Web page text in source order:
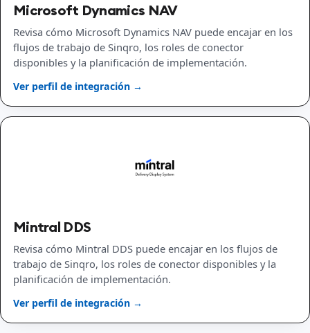
Microsoft Dynamics NAV
Revisa cómo Microsoft Dynamics NAV puede encajar en los
flujos de trabajo de Sinqro, los roles de conector
disponibles y la planificación de implementación.
Ver perfil de integración →
Mintral DDS
Revisa cómo Mintral DDS puede encajar en los flujos de
trabajo de Sinqro, los roles de conector disponibles y la
planificación de implementación.
Ver perfil de integración →